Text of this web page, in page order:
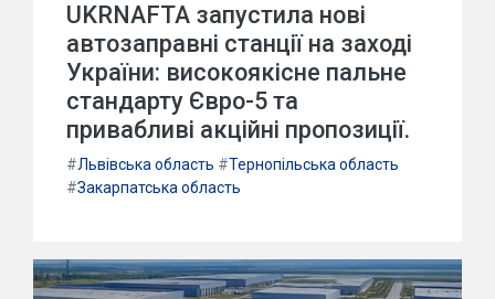
UKRNAFTA запустила нові
автозаправні станції на заході
України: високоякісне пальне
стандарту Євро-5 та
привабливі акційні пропозиції.
#Львівська область #Тернопільська область
#Закарпатська область